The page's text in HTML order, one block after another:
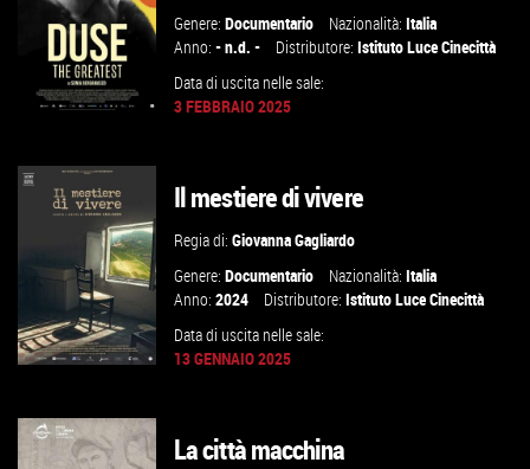
GUARDA IL TRAILER
VAI ALLA SCHEDA
Genere:Documentario Nazionalità:Italia
Anno:- n.d. - Distributore:Istituto Luce Cinecittà
Data di uscita nelle sale:
3 FEBBRAIO 2025
GUARDA IL TRAILER
Il mestiere di vivere
Regia di:Giovanna Gagliardo
Genere:Documentario Nazionalità:Italia
Anno:2024 Distributore:Istituto Luce Cinecittà
Data di uscita nelle sale:
13 GENNAIO 2025
La città macchina